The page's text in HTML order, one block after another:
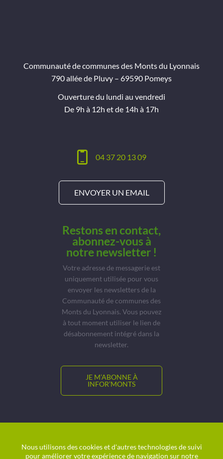
Communauté de communes des Monts du Lyonnais
790 allée de Pluvy – 69590 Pomeys
Ouverture du lundi au vendredi
De 9h à 12h et de 14h à 17h
04 37 20 13 09
ENVOYER UN EMAIL
Restons en contact,
abonnez-vous à
notre newsletter !
Votre adresse de messagerie est
uniquement utilisée pour vous
envoyer les newsletters de la
Communauté de communes des
Monts du Lyonnais. Vous pouvez
à tout moment utiliser le lien de
désabonnement intégré dans la
newsletter.
JE M’ABONNE À
INFOR’MONTS
Location de salles
Charte graphique
Nous utilisons des cookies et d'autres technologies de suivi
pour améliorer votre expérience de navigation sur notre